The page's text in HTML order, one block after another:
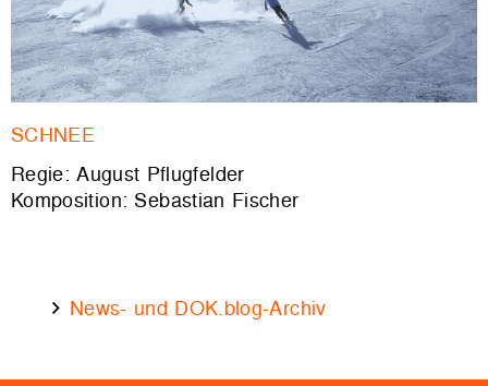
SCHNEE
Regie: August Pflugfelder
Komposition: Sebastian Fischer
News- und DOK.blog-Archiv